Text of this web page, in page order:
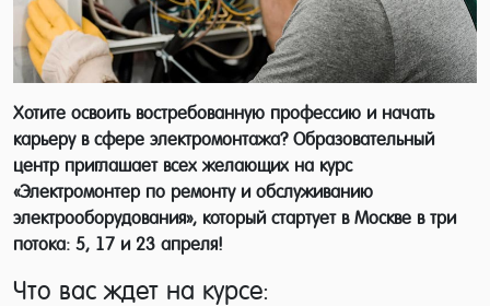
Хотите освоить востребованную профессию и начать
карьеру в сфере электромонтажа? Образовательный
центр приглашает всех желающих на курс
«Электромонтер по ремонту и обслуживанию
электрооборудования», который стартует в Москве в три
потока: 5, 17 и 23 апреля!
Что вас ждет на курсе: